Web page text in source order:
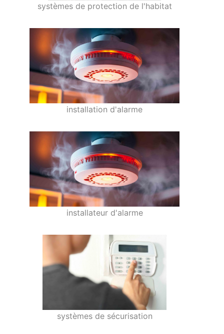
systèmes de protection de l'habitat
installation d'alarme
installateur d'alarme
systèmes de sécurisation